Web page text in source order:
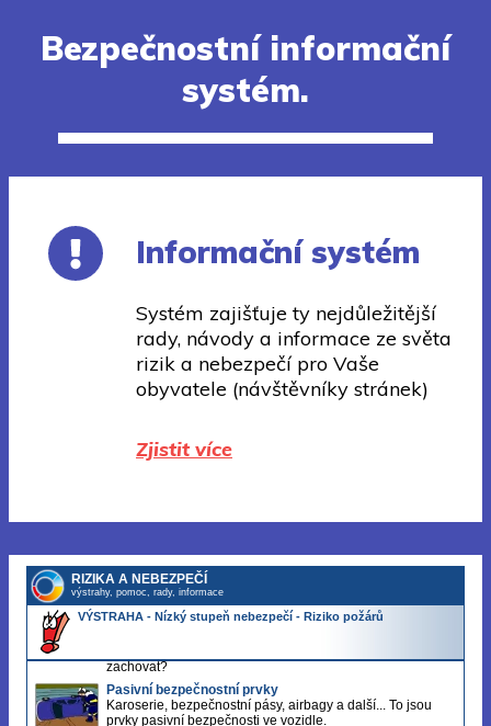
Bezpečnostní informační
systém.
Informační systém
Systém zajišťuje ty nejdůležitější
rady, návody a informace ze světa
rizik a nebezpečí pro Vaše
obyvatele (návštěvníky stránek)
Zjistit více